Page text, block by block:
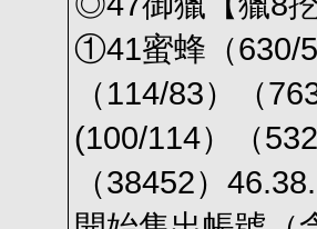
①41蜜蜂（630/
（114/83）（
(100/114）（
（38452）